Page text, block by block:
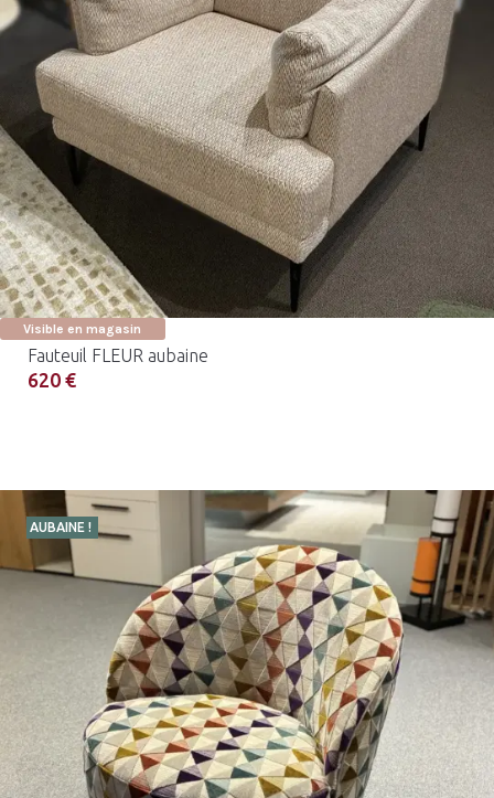
Visible en magasin
Fauteuil FLEUR aubaine
620 €
AUBAINE !